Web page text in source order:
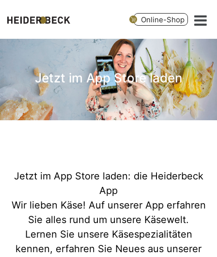
Online-Shop
Jetzt im App Store laden
Jetzt im App Store laden: die Heiderbeck
App
Wir lieben Käse! Auf unserer App erfahren
Sie alles rund um unsere Käsewelt.
Lernen Sie unsere Käsespezialitäten
kennen, erfahren Sie Neues aus unserer